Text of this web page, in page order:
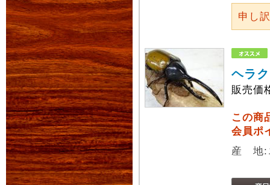
申し
ヘラ
販売価
この商
会員ポ
産 地: